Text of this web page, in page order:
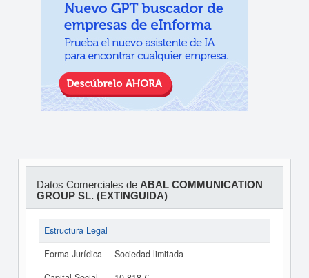
Datos Comerciales de ABAL COMMUNICATION
GROUP SL. (EXTINGUIDA)
Estructura Legal
Forma Jurídica
Sociedad limitada